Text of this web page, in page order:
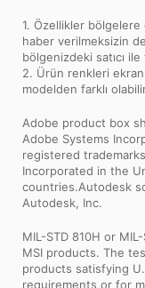
1. Özellikler
haber verilmeksizin
bölgenizdeki satıcı
2. Ürün renkleri
modelden farklı
Adobe product box
Adobe Systems
registered
Incorporated in the
countries.Autodesk
Autodesk, Inc.
MIL-STD 810H or
MSI products. The
products satisfying
requirements or for